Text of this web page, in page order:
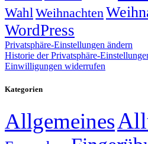
Wahl Weihnachten
WordPress
Privatsphäre-Einstellungen ändern
Historie der Privatsphäre-
Einwilligungen widerrufen
Kategorien
Allgemeines